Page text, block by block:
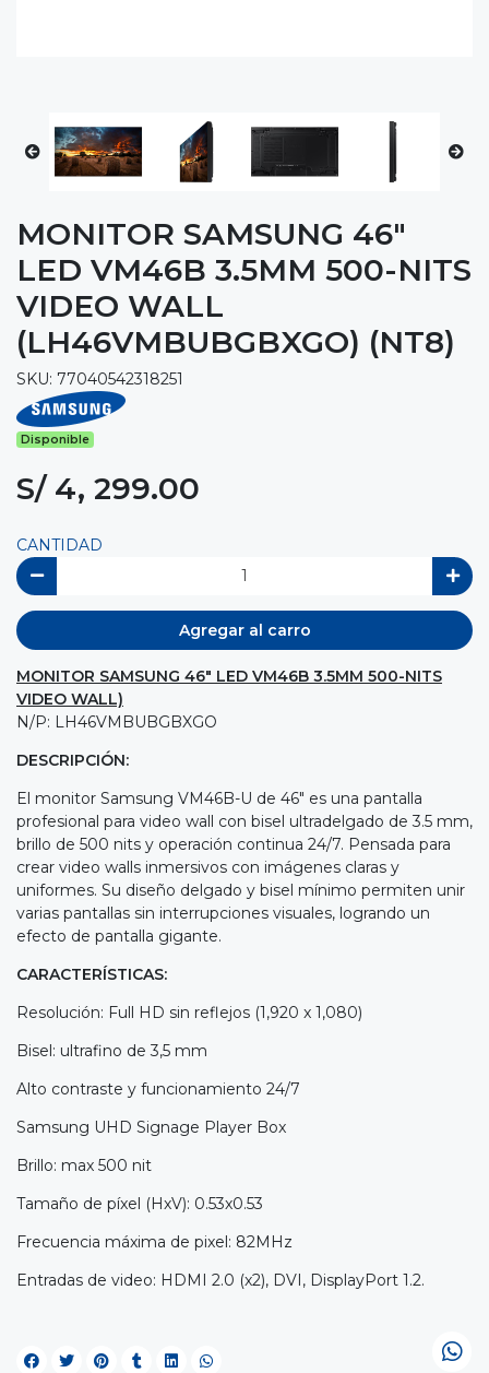
MONITOR SAMSUNG 46"
LED VM46B 3.5MM 500-NITS
VIDEO WALL
(LH46VMBUBGBXGO) (NT8)
SKU: 77040542318251
Disponible
S/ 4, 299.00
CANTIDAD
Agregar al carro
MONITOR SAMSUNG 46" LED VM46B 3.5MM 500-NITS
VIDEO WALL)
N/P: LH46VMBUBGBXGO
DESCRIPCIÓN:
El monitor Samsung VM46B-U de 46" es una pantalla
profesional para video wall con bisel ultradelgado de 3.5 mm,
brillo de 500 nits y operación continua 24/7. Pensada para
crear video walls inmersivos con imágenes claras y
uniformes. Su diseño delgado y bisel mínimo permiten unir
varias pantallas sin interrupciones visuales, logrando un
efecto de pantalla gigante.
CARACTERÍSTICAS:
Resolución: Full HD sin reflejos (1,920 x 1,080)
Bisel: ultrafino de 3,5 mm
Alto contraste y funcionamiento 24/7
Samsung UHD Signage Player Box
Brillo: max 500 nit
Tamaño de píxel (HxV): 0.53x0.53
Frecuencia máxima de pixel: 82MHz
Entradas de video: HDMI 2.0 (x2), DVI, DisplayPort 1.2.